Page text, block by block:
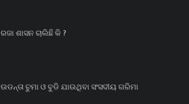
ରଜା ଶାସନ ଚାଲିଛି କି ?
ଉଡନ୍ତା ଚୁମା ଓ ବୁଡି ଯାଉଥିବା ସଂସଦୀୟ ଗରିମା